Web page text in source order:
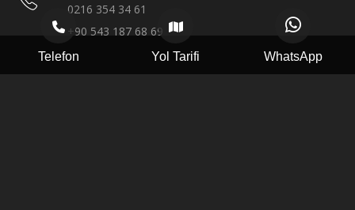
0216 354 34 61
+90 543 187 68 69
Telefon Yol Tarifi WhatsApp